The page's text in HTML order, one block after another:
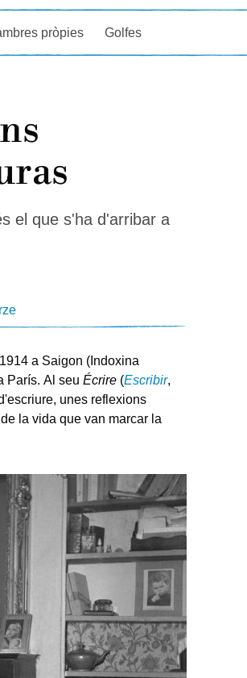
pròpies Golfes
el que s'ha d'arribar a
a Saigon (Indoxina
París. Al seu Écrire(Escribir,
unes reflexions
la vida que van marcar la